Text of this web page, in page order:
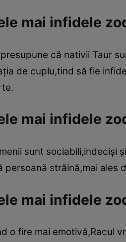
mai infidele
că nativii Taur
de cuplu,tind să fie
mai infidele
sunt sociabili,indecişi
persoană străină,mai ales
mai infidele
o fire mai emotivă,Racul